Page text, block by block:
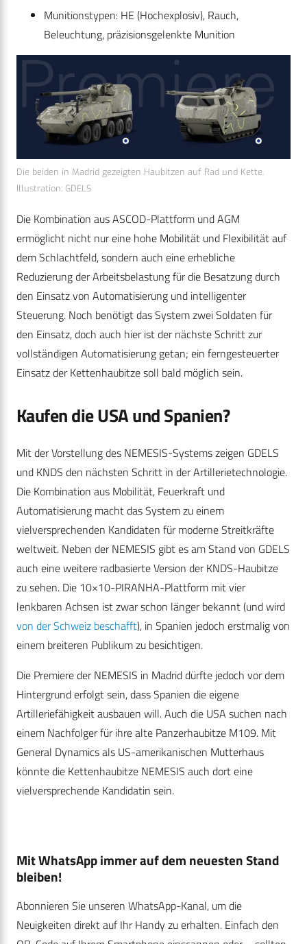
Munitionstypen: HE (Hochexplosiv), Rauch,
Beleuchtung, präzisionsgelenkte Munition
Die beiden in Madrid gezeigten Haubitzen auf Rad und Kette.
Illustration: GDELS
Die Kombination aus ASCOD-Plattform und AGM
ermöglicht nicht nur eine hohe Mobilität und Flexibilität auf
dem Schlachtfeld, sondern auch eine erhebliche
Reduzierung der Arbeitsbelastung für die Besatzung durch
den Einsatz von Automatisierung und intelligenter
Steuerung. Noch benötigt das System zwei Soldaten für
den Einsatz, doch auch hier ist der nächste Schritt zur
vollständigen Automatisierung getan; ein ferngesteuerter
Einsatz der Kettenhaubitze soll bald möglich sein.
Kaufen die USA und Spanien?
Mit der Vorstellung des NEMESIS-Systems zeigen GDELS
und KNDS den nächsten Schritt in der Artillerietechnologie.
Die Kombination aus Mobilität, Feuerkraft und
Automatisierung macht das System zu einem
vielversprechenden Kandidaten für moderne Streitkräfte
weltweit. Neben der NEMESIS gibt es am Stand von GDELS
auch eine weitere radbasierte Version der KNDS-Haubitze
zu sehen. Die 10×10-PIRANHA-Plattform mit vier
lenkbaren Achsen ist zwar schon länger bekannt (und wird
von der Schweiz beschafft), in Spanien jedoch erstmalig von
einem breiteren Publikum zu besichtigen.
Die Premiere der NEMESIS in Madrid dürfte jedoch vor dem
Hintergrund erfolgt sein, dass Spanien die eigene
Artilleriefähigkeit ausbauen will. Auch die USA suchen nach
einem Nachfolger für ihre alte Panzerhaubitze M109. Mit
General Dynamics als US-amerikanischen Mutterhaus
könnte die Kettenhaubitze NEMESIS auch dort eine
vielversprechende Kandidatin sein.
Mit WhatsApp immer auf dem neuesten Stand
bleiben!
Abonnieren Sie unseren WhatsApp-Kanal, um die
Neuigkeiten direkt auf Ihr Handy zu erhalten. Einfach den